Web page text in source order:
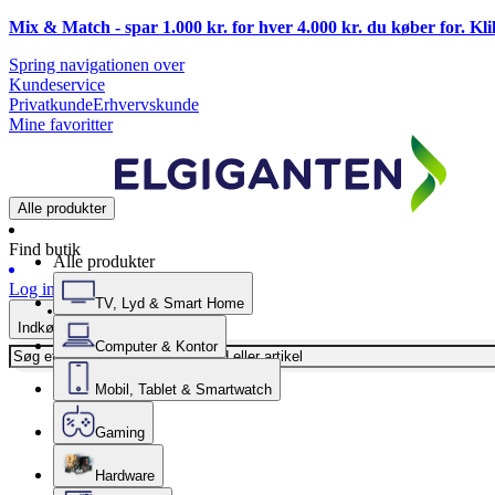
Mix & Match - spar 1.000 kr. for hver 4.000 kr. du køber for.
Spring navigationen over
Kundeservice
PrivatkundeErhvervskunde
Mine favoritter
Alle produkter
Find butik
Log ind
Indkøbskurv
Alle produkter
TV, Lyd & Smart Home
Computer & Kontor
Mobil, Tablet & Smartwatch
Gaming
Hardware